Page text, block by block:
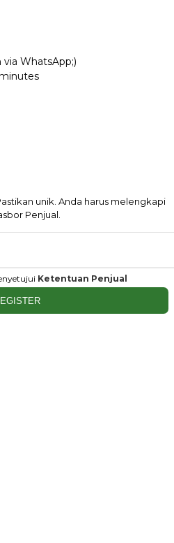
WhatsApp;)
unik. Anda harus melengkapi
Penjual.
Ketentuan Penjual